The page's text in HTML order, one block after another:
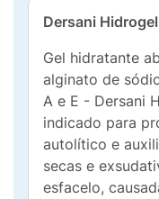
Dersani
Gel hidratante
alginato de
A e E - Dersani
indicado para
autolítico e
secas e
esfacelo,